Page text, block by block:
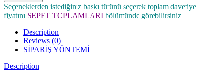
Seçeneklerden istediğiniz baskı türünü seçerek toplam davetiye
fiyatını SEPET TOPLAMLARI bölümünde görebilirsiniz
Description
Reviews (0)
SİPARİŞ YÖNTEMİ
Description